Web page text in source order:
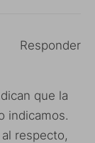
que la
indicamos.
respecto,
Responder